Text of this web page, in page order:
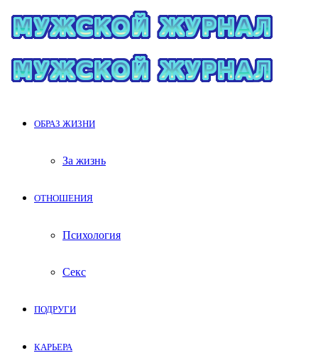
Меню
ОБРАЗ ЖИЗНИ
За жизнь
ОТНОШЕНИЯ
Психология
Секс
ПОДРУГИ
КАРЬЕРА